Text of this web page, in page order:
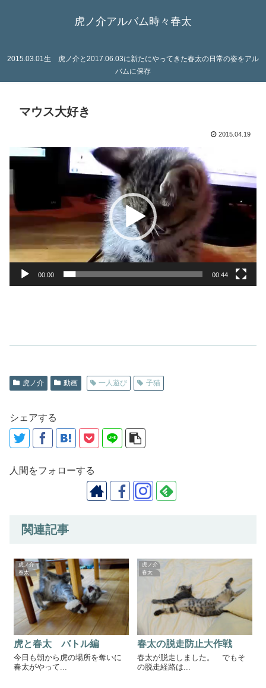
虎ノ介アルバム時々春太
2015.03.01生 虎ノ介と2017.06.03に新たにやってきた春太の日常の姿をアル
バムに保存
マウス大好き
2015.04.19
動
画
プ
レ
ー
00:00 00:44
虎ノ介 動画 一人遊び 子猫
シェアする
人間をフォローする
関連記事
虎ノ介
春太
虎と春太 バトル編
今日も朝から虎の場所を奪いに
春太がやって...
虎ノ介
春太
春太の脱走防止大作戦
春太が脱走しました。 でもそ
の脱走経路は...